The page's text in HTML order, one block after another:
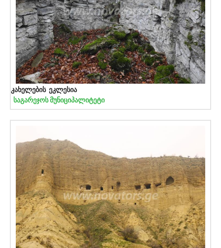
კახელების ეკლესია
საგარეჯოს მუნიციპალიტეტი